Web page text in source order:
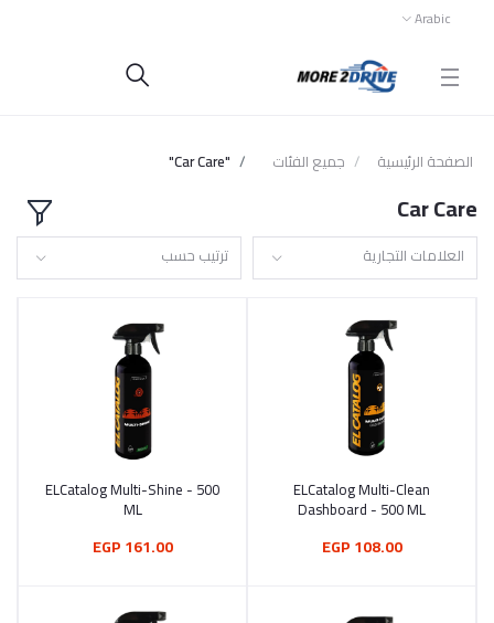
Arabic
الصفحة الرئيسية جميع الفئات "Car Care"
Car Care
العلامات التجارية ترتيب حسب
أضف إلى السلة
ELCatalog Multi-Clean
Dashboard - 500 ML
108.00 EGP
أضف إلى السلة
ELCatalog Multi-Shine - 500
ML
161.00 EGP